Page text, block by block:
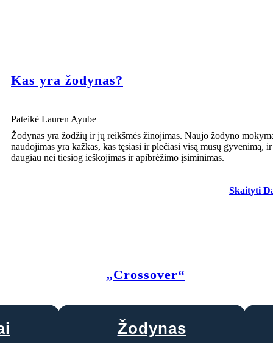
Kas yra žodynas?
Pateikė Lauren Ayube
Žodynas yra žodžių ir jų reikšmės žinojimas. Naujo žodyno
naudojimas yra kažkas, kas tęsiasi ir plečiasi visą mūsų gyvenimą,
daugiau nei tiesiog ieškojimas ir apibrėžimo įsiminimas.
Skaityti
„Crossover“
Žodynas